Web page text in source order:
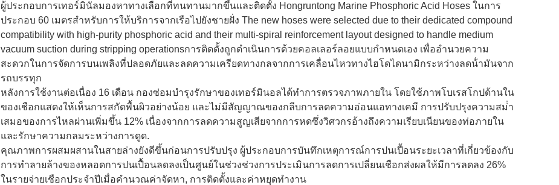
ผู้ประกอบการเทอร์มินัลมองหาทางเลือกที่ทนทานมากขึ้นและติดตั้ง Hongruntong Marine Phosphoric Acid Hoses ในการ
ประกอบ 60 เมตรสําหรับการให้บริการจากเรือไปยังชายฝั่ง The new hoses were selected due to their dedicated compound
compatibility with high-purity phosphoric acid and their multi-spiral reinforcement layout designed to handle medium
vacuum suction during stripping operationsการติดตั้งถูกดําเนินการด้วยคอลเลอร์ลอยแบบกําหนดเอง เพื่ออํานวยความ
สะดวกในการจัดการบนเพลิงที่ปลอดภัยและลดความเครียดทางกลจากการเคลื่อนไหวทางไฮโดไดนามิกระหว่างลดน้ํามันจาก
รถบรรทุก
หลังการใช้งานต่อเนื่อง 16 เดือน กองซ่อมบํารุงรักษาของเทอร์มินอลได้ทําการตรวจภาพภายใน โดยใช้ภาพโบเรสโกปด้านใน
ของเชือกแสดงให้เห็นการสกัดพื้นผิวอย่างน้อย และไม่มีสัญญาณของกลีบการลดความอ่อนแอทางเคมี การปรับปรุงความสม่ํา
เสมอของการไหลผ่านเพิ่มขึ้น 12% เนื่องจากการลดความสูญเสียจากการหดซึ่งวิศวกรอ้างถึงความเรียบเนียนของท่อภายใน
และรักษาความกลมระหว่างการดูด.
คุณภาพการผสมผสานในสายล่างยังดีขึ้นก่อนการปรับปรุง ผู้ประกอบการบันทึกเหตุการณ์การปนเปื้อนระยะเวลาที่เกี่ยวข้องกับ
การทําลายล้างของหลอดการปนเปื้อนลดลงเป็นศูนย์ในช่วงช่วงการประเมินการลดการเปลี่ยนเชือกส่งผลให้มีการลดลง 26%
ในรายจ่ายเชือกประจําปีเมื่อคํานวณค่าจัดหา, การติดตั้งและค่าหยุดทํางาน